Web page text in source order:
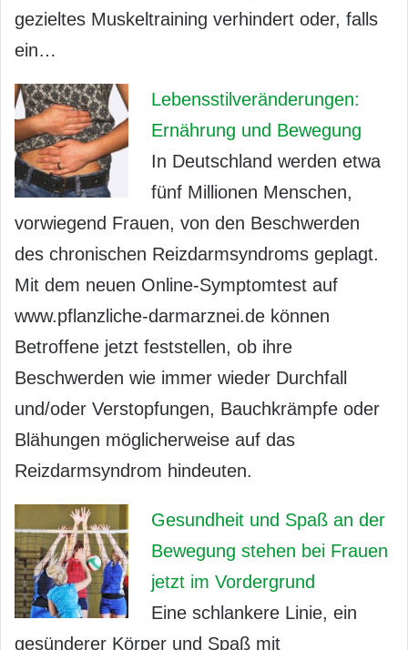
gezieltes Muskeltraining verhindert oder, falls
ein…
Lebensstilveränderungen:
Ernährung und Bewegung
In Deutschland werden etwa
fünf Millionen Menschen,
vorwiegend Frauen, von den Beschwerden
des chronischen Reizdarmsyndroms geplagt.
Mit dem neuen Online-Symptomtest auf
www.pflanzliche-darmarznei.de können
Betroffene jetzt feststellen, ob ihre
Beschwerden wie immer wieder Durchfall
und/oder Verstopfungen, Bauchkrämpfe oder
Blähungen möglicherweise auf das
Reizdarmsyndrom hindeuten.
Gesundheit und Spaß an der
Bewegung stehen bei Frauen
jetzt im Vordergrund
Eine schlankere Linie, ein
gesünderer Körper und Spaß mit